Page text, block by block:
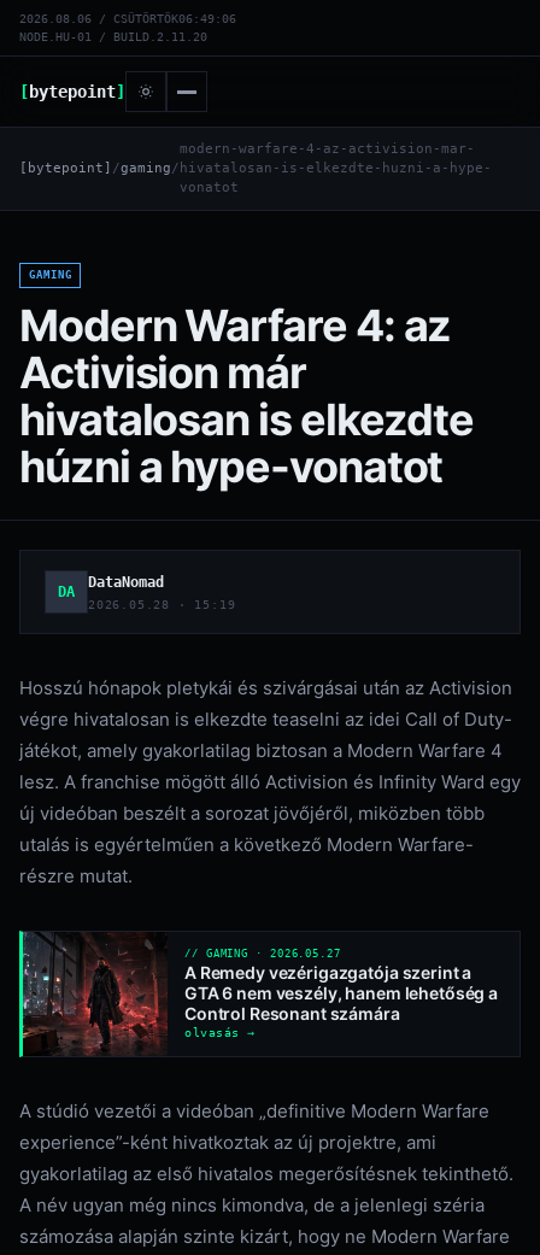
2026.08.06 / CSÜTÖRTÖK06:49:06
NODE.HU-01 / BUILD.2.11.20
[bytepoint]
[bytepoint] /gaming/
modern-warfare-4-az-activision-mar-
hivatalosan-is-elkezdte-huzni-a-hype-
vonatot
GAMING
Modern Warfare 4: az
Activision már
hivatalosan is elkezdte
húzni a hype-vonatot
DA
DataNomad
2026.05.28 · 15:19
Hosszú hónapok pletykái és szivárgásai után az Activision
végre hivatalosan is elkezdte teaselni az idei Call of Duty-
játékot, amely gyakorlatilag biztosan a Modern Warfare 4
lesz. A franchise mögött álló Activision és Infinity Ward egy
új videóban beszélt a sorozat jövőjéről, miközben több
utalás is egyértelműen a következő Modern Warfare-
részre mutat.
// GAMING · 2026.05.27
A Remedy vezérigazgatója szerint a
GTA 6 nem veszély, hanem lehetőség a
Control Resonant számára
olvasás →
A stúdió vezetői a videóban „definitive Modern Warfare
experience”-ként hivatkoztak az új projektre, ami
gyakorlatilag az első hivatalos megerősítésnek tekinthető.
A név ugyan még nincs kimondva, de a jelenlegi széria
számozása alapján szinte kizárt, hogy ne Modern Warfare